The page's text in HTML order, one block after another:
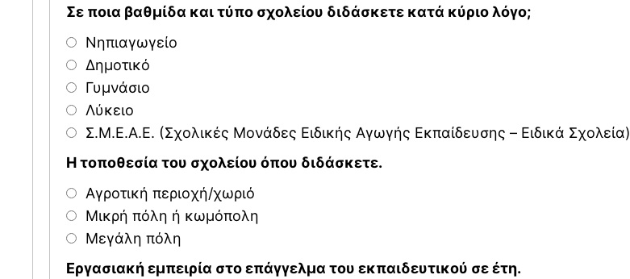
Σε ποια βαθμίδα και τύπο σχολείου διδάσκετε κατά κύριο λόγο;
Νηπιαγωγείο
Δημοτικό
Γυμνάσιο
Λύκειο
Σ.Μ.Ε.Α.E. (Σχολικές Μονάδες Ειδικής Αγωγής Εκπαίδευσης – Ειδικά Σχολεία)
Η τοποθεσία του σχολείου όπου διδάσκετε.
Αγροτική περιοχή/χωριό
Μικρή πόλη ή κωμόπολη
Μεγάλη πόλη
Εργασιακή εμπειρία στο επάγγελμα του εκπαιδευτικού σε έτη.